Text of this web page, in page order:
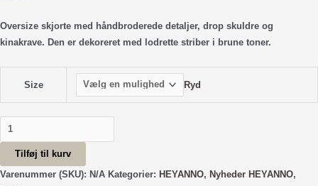
Oversize skjorte med håndbroderede detaljer, drop skuldre og
kinakrave. Den er dekoreret med lodrette striber i brune toner.
Size Ryd
Master
Base
Shirt
-
Tilføj til kurv
Varenummer (SKU): N/A Kategorier: HEYANNO, Nyheder HEYANNO,